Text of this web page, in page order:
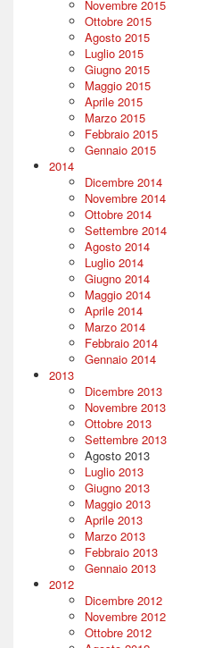
Novembre 2015
Ottobre 2015
Agosto 2015
Luglio 2015
Giugno 2015
Maggio 2015
Aprile 2015
Marzo 2015
Febbraio 2015
Gennaio 2015
2014
Dicembre 2014
Novembre 2014
Ottobre 2014
Settembre 2014
Agosto 2014
Luglio 2014
Giugno 2014
Maggio 2014
Aprile 2014
Marzo 2014
Febbraio 2014
Gennaio 2014
2013
Dicembre 2013
Novembre 2013
Ottobre 2013
Settembre 2013
Agosto 2013
Luglio 2013
Giugno 2013
Maggio 2013
Aprile 2013
Marzo 2013
Febbraio 2013
Gennaio 2013
2012
Dicembre 2012
Novembre 2012
Ottobre 2012